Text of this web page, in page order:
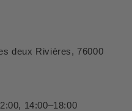
deux Rivières, 76000
14:00–18:00